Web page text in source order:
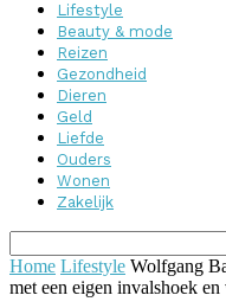
Lifestyle
Beauty & mode
Reizen
Gezondheid
Dieren
Geld
Liefde
Ouders
Wonen
Zakelijk
Home Lifestyle Wolfgang
met een eigen invalshoek en